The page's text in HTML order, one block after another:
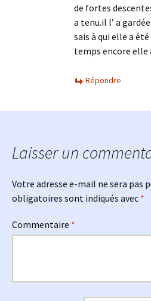
de fortes
a tenu.il l’ a
sais à qui elle a
temps encore elle
Répondre
Laisser un
Votre adresse e-mail ne sera pas
obligatoires sont indiqués avec *
Commentaire *